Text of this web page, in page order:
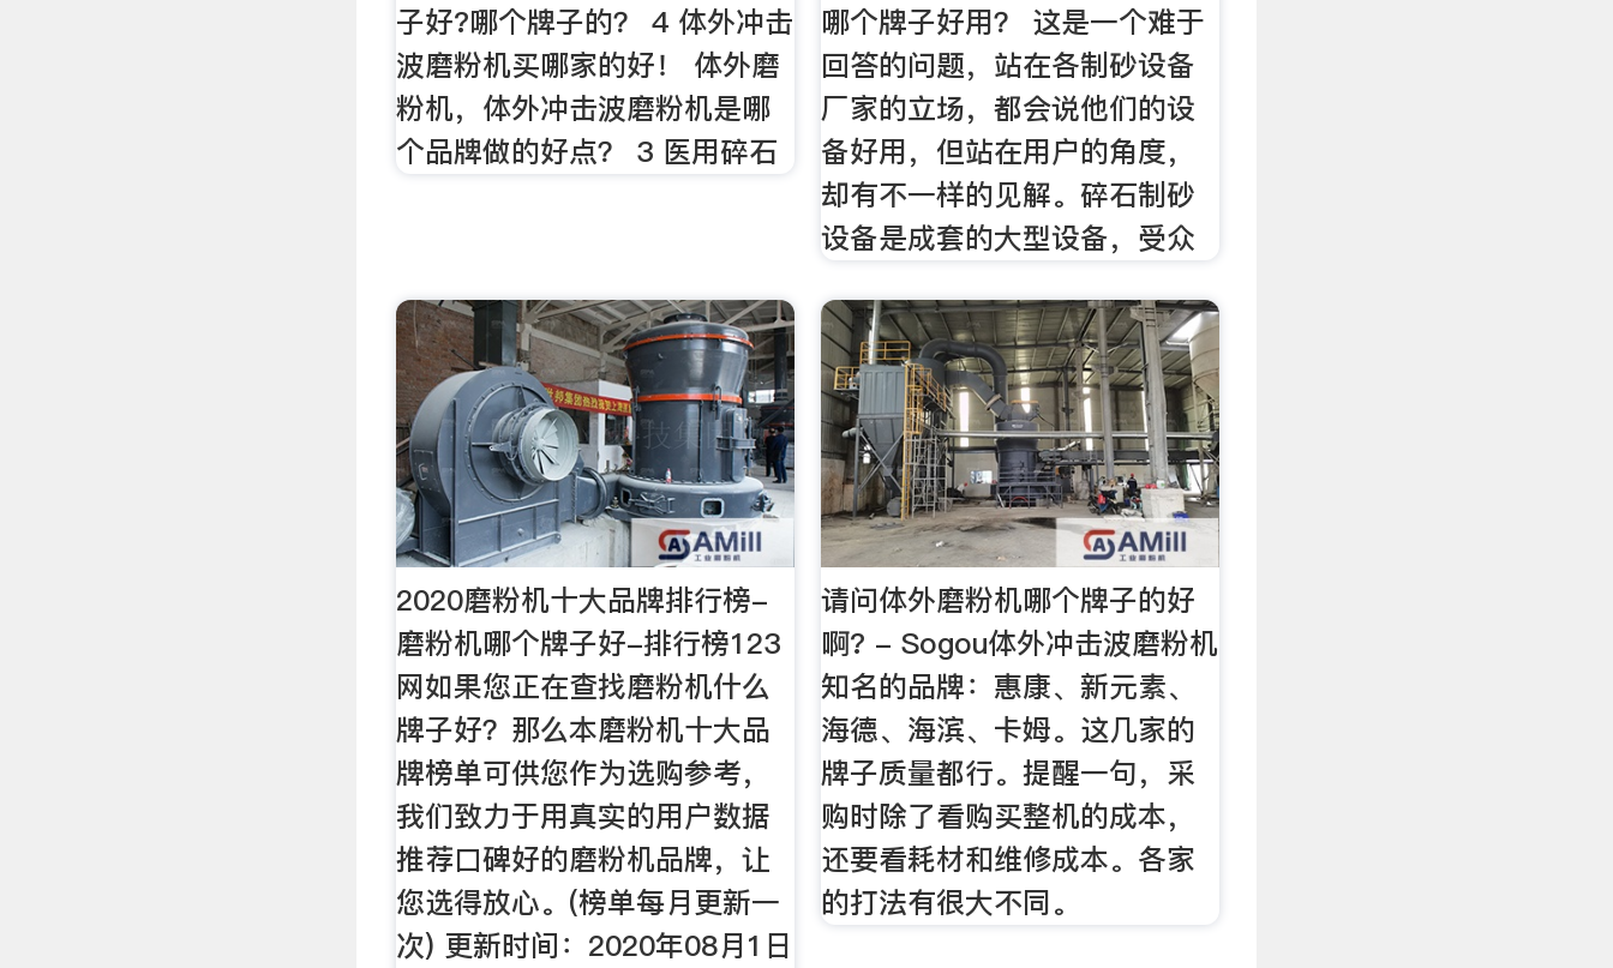
子好?哪个牌子的？ 4 体外冲击
波磨粉机买哪家的好！ 体外磨
粉机，体外冲击波磨粉机是哪
个品牌做的好点？ 3 医用碎石
哪个牌子好用？ 这是一个难于
回答的问题，站在各制砂设备
厂家的立场，都会说他们的设
备好用，但站在用户的角度，
却有不一样的见解。碎石制砂
设备是成套的大型设备，受众
2020磨粉机十大品牌排行榜-
磨粉机哪个牌子好-排行榜123
网如果您正在查找磨粉机什么
牌子好？那么本磨粉机十大品
牌榜单可供您作为选购参考，
我们致力于用真实的用户数据
推荐口碑好的磨粉机品牌，让
您选得放心。(榜单每月更新一
次) 更新时间：2020年08月1日
请问体外磨粉机哪个牌子的好
啊? - Sogou体外冲击波磨粉机
知名的品牌：惠康、新元素、
海德、海滨、卡姆。这几家的
牌子质量都行。提醒一句，采
购时除了看购买整机的成本，
还要看耗材和维修成本。各家
的打法有很大不同。